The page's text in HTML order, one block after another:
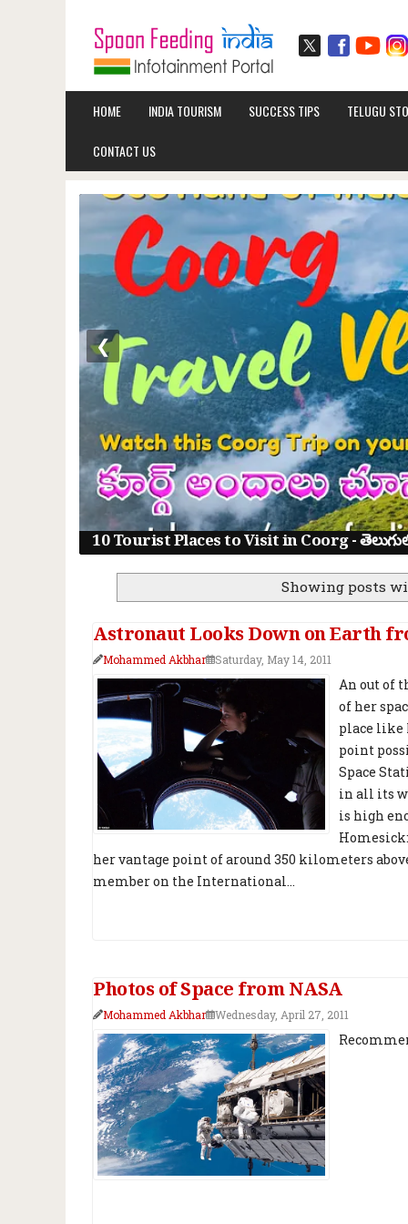
HOME INDIA TOURISM SUCCESS TIPS TELUGU
CONTACT US
10 Tourist Places to Visit in Coorg -
❮
Showing posts
Astronaut Looks Down on Earth
Mohammed Akbhar Saturday, May 14, 2011
An out of
of her
place like
point
Space
in all its
is high
her vantage point of around 350 kilometers
member on the International...
Photos of Space from NASA
Mohammed Akbhar Wednesday, April 27, 2011